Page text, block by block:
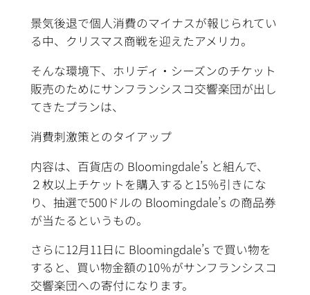
景気後退で個人消費のマイナスが報じられてい
る中、クリスマス商戦を迎えたアメリカ。
そんな環境下、ホリディ・シーズンのチケット
販売のためにサンフランシスコ交響楽団が出し
てきたプランは、
消費刺激策とのタイアップ
内容は、百貨店の Bloomingdale’s と組んで、
２枚以上チケットを購入すると15％引きにな
り、抽選で500ドルの Bloomingdale’s の商品券
が当たるというもの。
さらに12月11日に Bloomingdale’s で買い物を
すると、買い物金額の10％がサンフランシスコ
交響楽団への寄付になります。